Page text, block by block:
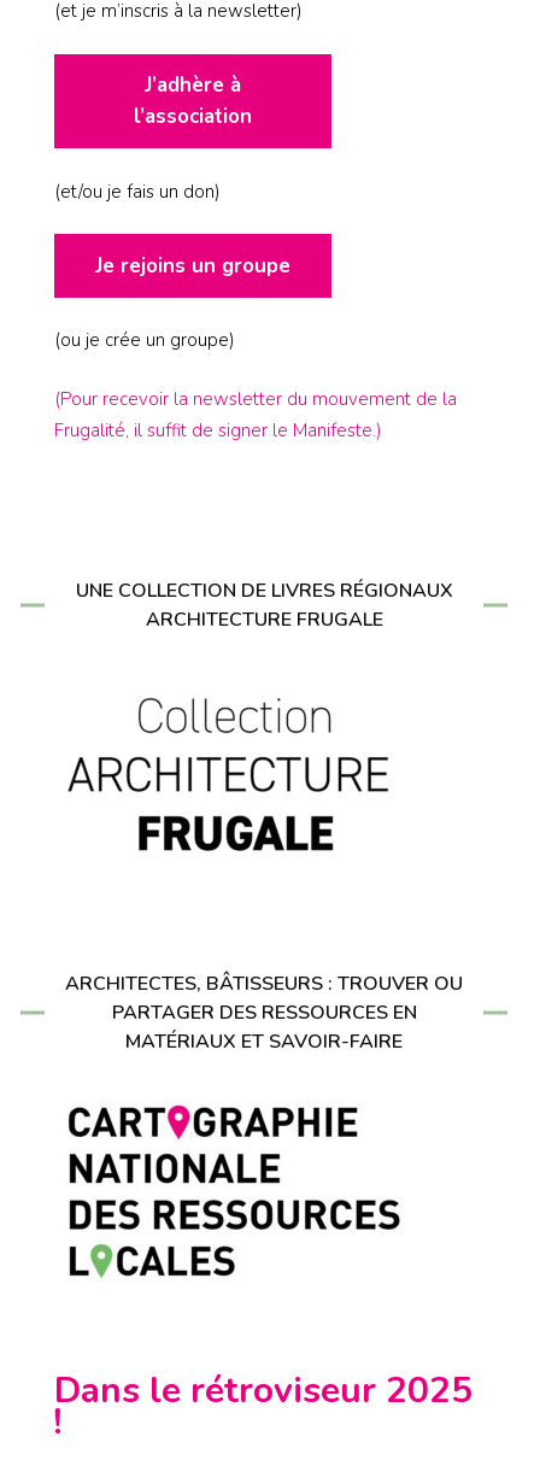
(et je m’inscris à la newsletter)
J’adhère à
l’association
(et/ou je fais un don)
Je rejoins un groupe
(ou je crée un groupe)
(Pour recevoir la newsletter du mouvement de la
Frugalité, il suffit de signer le Manifeste.)
UNE COLLECTION DE LIVRES RÉGIONAUX
ARCHITECTURE FRUGALE
ARCHITECTES, BÂTISSEURS : TROUVER OU
PARTAGER DES RESSOURCES EN
MATÉRIAUX ET SAVOIR-FAIRE
Dans le rétroviseur 2025
!